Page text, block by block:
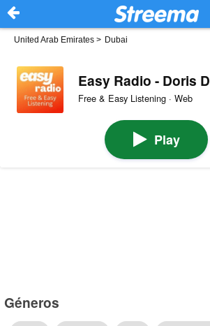
United Arab Emirates > Dubai
Easy Radio - Doris
Free & Easy Listening · Web
Play
Géneros